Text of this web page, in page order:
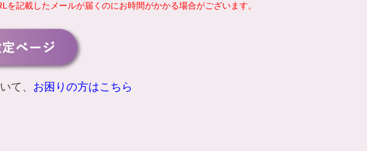
記載したメールが届くのにお時間がかかる場合がございます。
て、 お困りの方はこちら